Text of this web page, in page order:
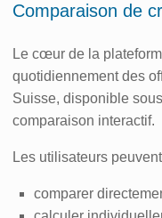
Comparaison de
Le cœur de la
quotidiennement des
Suisse, disponible
comparaison interactif.
Les utilisateurs
comparer